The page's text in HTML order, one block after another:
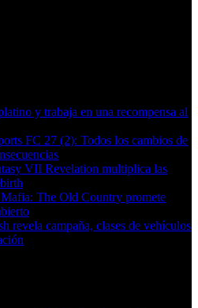
y trabaja en una recompensa al
FC 27 (2): Todos los cambios de
VII Revelation multiplica las
The Old Country promete
revela campaña, clases de vehículos